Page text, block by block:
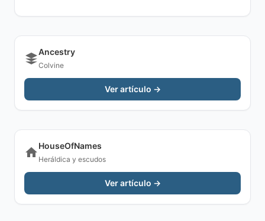
Ancestry
Colvine
Ver artículo →
HouseOfNames
Heráldica y escudos
Ver artículo →